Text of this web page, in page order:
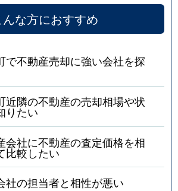
んな方におすすめ
で不動産売却に強い会社を探
近隣の不動産の売却相場や状
りたい
会社に不動産の査定価格を相
比較したい
社の担当者と相性が悪い